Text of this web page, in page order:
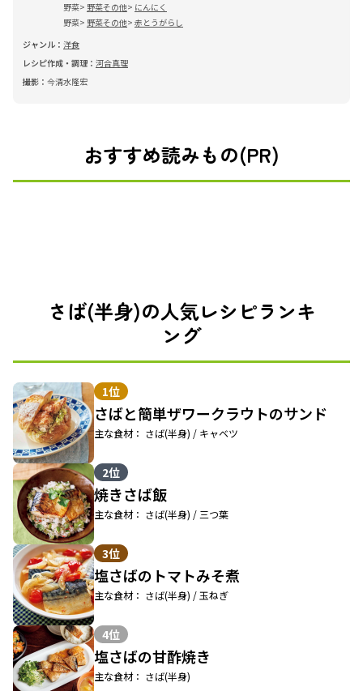
野菜
野菜その他
にんにく
野菜
野菜その他 赤とうがらし
ジャンル： 洋食
レシピ作成・調理： 河合真理
撮影： 今清水隆宏
おすすめ読みもの(PR)
さば(半身)の人気レシピランキ
ング
1位
さばと簡単ザワークラウトのサンド
主な食材： さば(半身) / キャベツ
2位
焼きさば飯
主な食材： さば(半身) / 三つ葉
3位
塩さばのトマトみそ煮
主な食材： さば(半身) / 玉ねぎ
4位
塩さばの甘酢焼き
主な食材： さば(半身)